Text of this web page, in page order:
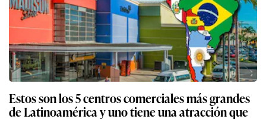
Estos son los 5 centros comerciales más grandes
de Latinoamérica y uno tiene una atracción que